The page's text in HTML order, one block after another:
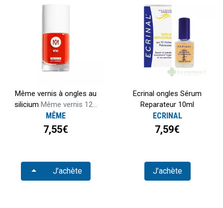
Même vernis à ongles au
silicium Même vernis 12...
MÊME
7,55€
ChoisirJ’achète
Ecrinal ongles Sérum
Reparateur 10ml
ECRINAL
7,59€
J’achète